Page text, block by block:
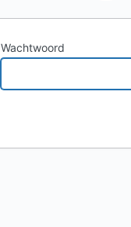
Wachtwoord